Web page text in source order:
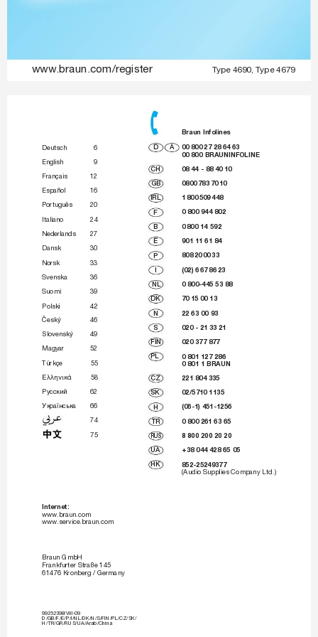
www.braun.com/register Type 4690, Type 4679
Braun Infolines
Deutsch 6 D A 00 800 27 28 64 63
00 800 BRAUNINFOLINE
English 9
CH 08 44 - 88 40 10
Français 12
GB 0800 783 70 10
Español 16
IRL 1 800 509448
Português 20
F 0 800 944 802
Italiano 24
B 0 800 14 592
Nederlands 27
E 901 11 61 84
Dansk 30
P 808 200033
Norsk 33
(02) 6 6786 23
Svenska 36
NL 0 800-445 53 88
Suomi 39
DK 70 15 00 13
Polski 42
N 22 63 00 93
âesk˘ 46
S 020 - 21 33 21
Slovensk˘ 49
FIN 020 377 877
Magyar 52
PL 0 801 127 286
Türkçe 55 0 801 1 BRAUN
Ελληνικ 58 CZ 221 804 335
êÛÒÒÍËÈ 62 SK 02/5710 1135
ìÍ‡ªÌÒ¸Í‡ 66 H (06-1) 451-1256
74 TR 0 800 261 63 65
75 RUS 8 800 200 20 20
UA +38 044 428 65 05
HK 852-25249377
(Audio Supplies Company Ltd.)
Internet:
www.braun.com
www.service.braun.com
Braun GmbH
Frankfurter Straße 145
61476 Kronberg / Germany
99252398/VIII-09
D/GB/F/E/P/I/NL/DK/N/S/FIN/PL/CZ/SK/
H/TR/GR/RUS/UA/Arab/China